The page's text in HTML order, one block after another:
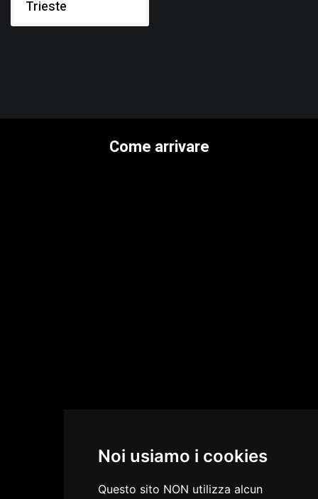
Noi usiamo i cookies
Questo sito NON utilizza alcun
Trieste
Come arrivare